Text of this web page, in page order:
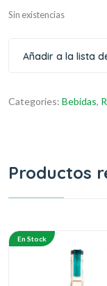
Sin existencias
Añadir a la lista
Categories: Bebidas,
Productos
En Stock